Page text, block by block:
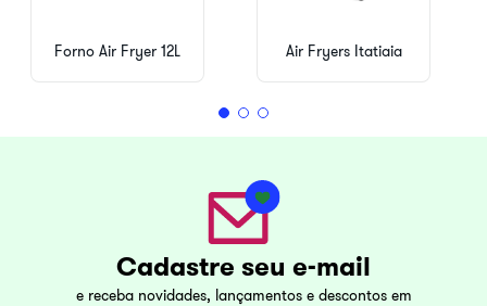
Forno Air Fryer 12L Air Fryers Itatiaia
Cadastre seu e-mail
e receba novidades, lançamentos e descontos em